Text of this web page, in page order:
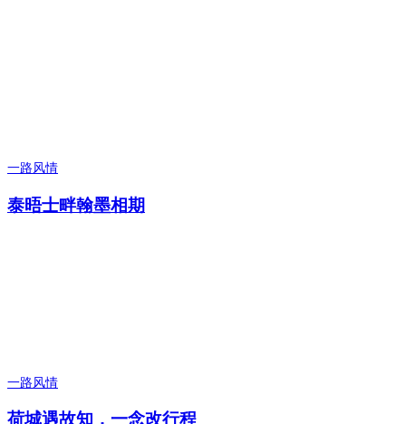
一路风情
泰晤士畔翰墨相期
一路风情
荷城遇故知，一念改行程